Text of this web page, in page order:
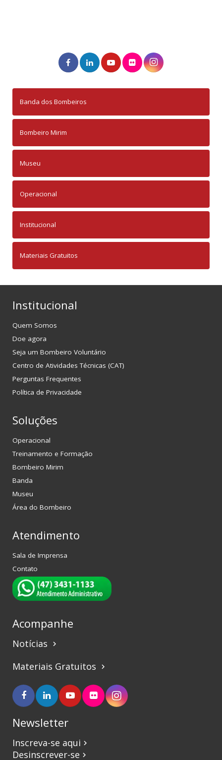
Banda dos Bombeiros
Bombeiro Mirim
Museu
Operacional
Institucional
Materiais Gratuitos
Institucional
Quem Somos
Doe agora
Seja um Bombeiro Voluntário
Centro de Atividades Técnicas (CAT)
Perguntas Frequentes
Política de Privacidade
Soluções
Operacional
Treinamento e Formação
Bombeiro Mirim
Banda
Museu
Área do Bombeiro
Atendimento
Sala de Imprensa
Contato
Acompanhe
Notícias keyboard_arrow_right
Materiais Gratuitos keyboard_arrow_right
Newsletter
Inscreva-se aqui keyboard_arrow_right
Desinscrever-se keyboard_arrow_right